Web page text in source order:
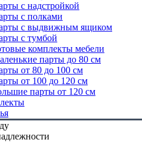
с надстройкой
с полками
с выдвижным ящиком
с тумбой
комплекты мебели
парты до 80 см
от 80 до 100 см
от 100 до 120 см
парты от 120 см